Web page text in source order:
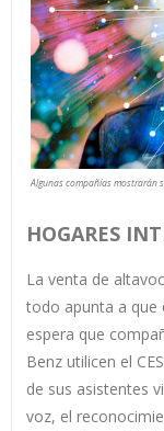
Algunas compañías mostrarán
HOGARES
La venta de
todo apunta a que
espera que
Benz utilicen el
de sus asistentes
voz, el